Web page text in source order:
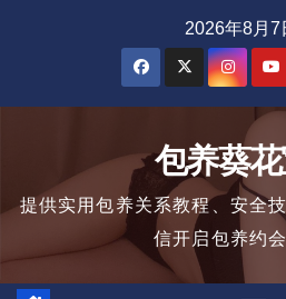
2026年8月7
包养葵
提供实用包养关系教程、安全
信开启包养约会